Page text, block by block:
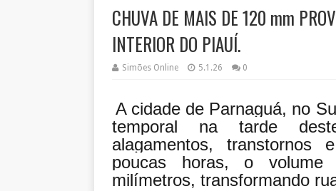
CHUVA DE MAIS DE 120 mm
INTERIOR DO PIAUÍ.
Simões Online 5.1.26 0
A cidade de Parnaguá, no
temporal na tarde
alagamentos, transtornos
poucas horas, o
milímetros, transformando